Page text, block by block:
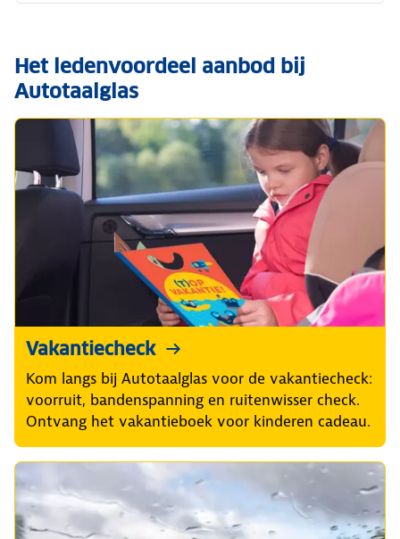
Het ledenvoordeel aanbod bij
Autotaalglas
Vakantiecheck
Kom langs bij Autotaalglas voor de vakantiecheck:
voorruit, bandenspanning en ruitenwisser check.
Ontvang het vakantieboek voor kinderen cadeau.